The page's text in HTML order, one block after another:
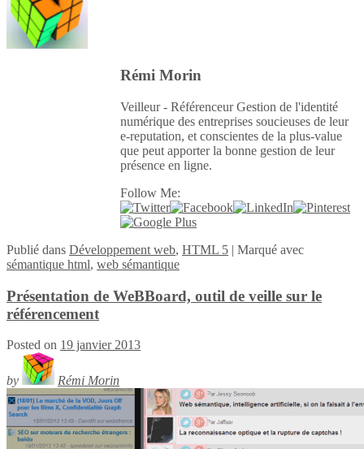
Rémi Morin
Veilleur - Référenceur Gestion de l'identité
numérique des entreprises soucieuses de leur
e-reputation, et conscientes de la plus-value
que peut apporter la bonne gestion de leur
présence en ligne.
Follow Me:
Publié dans Développement web, HTML 5 | Marqué avec
sémantique html, web sémantique
Présentation de WeBBoard, outil de veille sur le
référencement
Posted on 19 janvier 2013
by Rémi Morin